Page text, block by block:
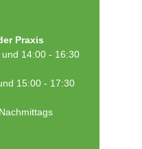
Praxis
14:00 - 16:30
15:00 - 17:30